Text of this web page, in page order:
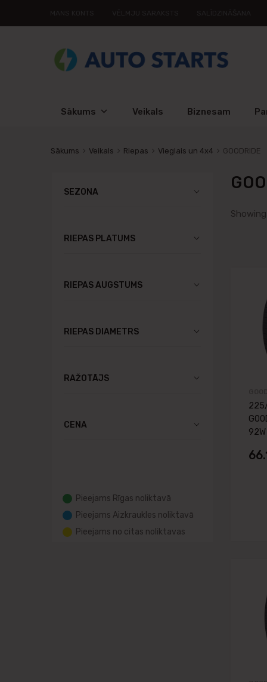
Sākums Veikals Biznesam
Sākums Veikals Riepas Vieglais un 4x4 GOODRIDE
SEZONA
RIEPAS PLATUMS
RIEPAS AUGSTUMS
RIEPAS DIAMETRS
RAŽOTĀJS
CENA
Pieejams Rīgas noliktavā
Pieejams Aizkraukles noliktavā
Pieejams no citas noliktavas